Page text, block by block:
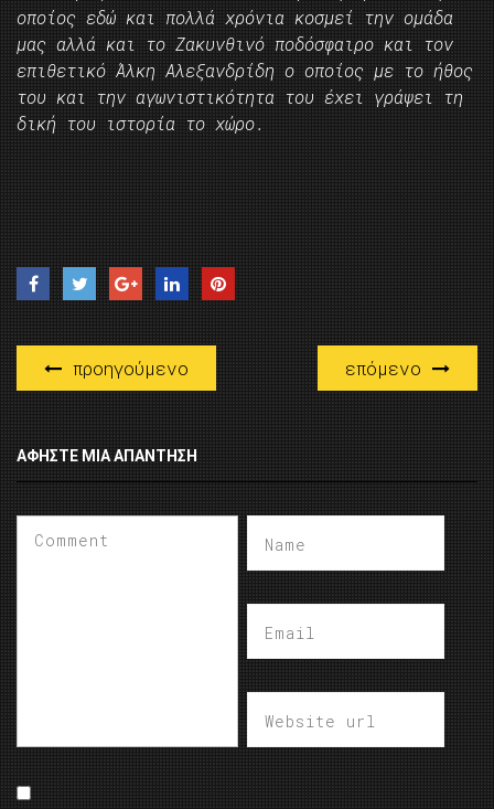
οποίος εδώ και πολλά χρόνια κοσμεί την ομάδα
μας αλλά και το Ζακυνθινό ποδόσφαιρο και τον
επιθετικό Άλκη Αλεξανδρίδη ο οποίος με το ήθος
του και την αγωνιστικότητα του έχει γράψει τη
δική του ιστορία το χώρο.
προηγούμενο επόμενο
ΑΦΉΣΤΕ ΜΙΑ ΑΠΆΝΤΗΣΗ